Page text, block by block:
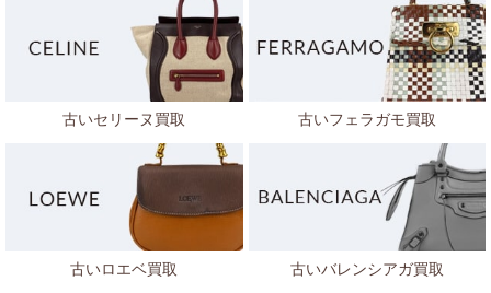
古いセリーヌ買取 古いフェラガモ買取
古いロエベ買取 古いバレンシアガ買取